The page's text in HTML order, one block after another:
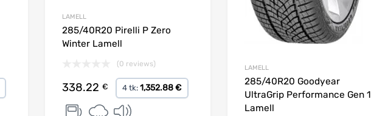
LAMELL
285/40R20 Pirelli P Zero
Winter Lamell
(0 reviews)
338.22 € 4 tk:1,352.88 €
LAMELL
285/40R20 Goodyear
UltraGrip Performance Gen 1
Lamell